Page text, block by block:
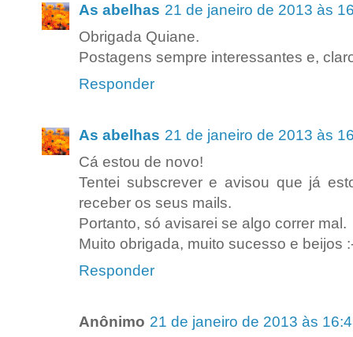
As abelhas 21 de janeiro de 2013 às
Obrigada Quiane.
Postagens sempre interessantes e,
Responder
As abelhas 21 de janeiro de 2013 às
Cá estou de novo!
Tentei subscrever e avisou que já
receber os seus mails.
Portanto, só avisarei se algo correr mal.
Muito obrigada, muito sucesso e beijos
Responder
Anônimo 21 de janeiro de 2013 às